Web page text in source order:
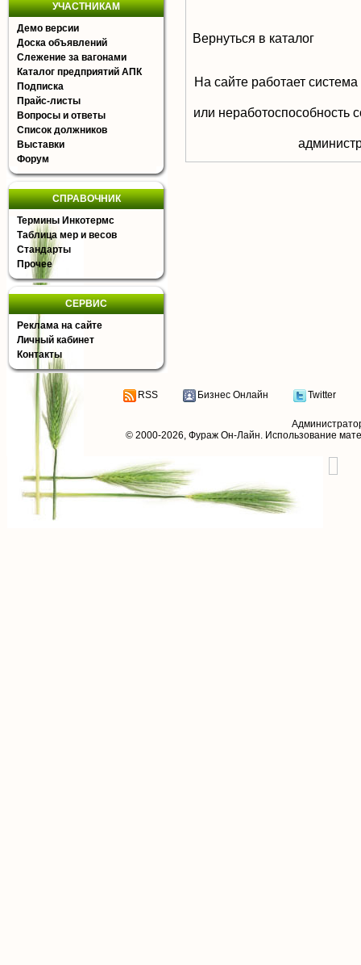
УЧАСТНИКАМ
Демо версии
Доска объявлений
Слежение за вагонами
Каталог предприятий АПК
Подписка
Прайс-листы
Вопросы и ответы
Список должников
Выставки
Форум
СПРАВОЧНИК
Термины Инкотермс
Таблица мер и весов
Стандарты
Прочее
СЕРВИС
Реклама на сайте
Личный кабинет
Контакты
Вернуться в каталог
На сайте работает
или неработоспособность
RSS Бизнес Онлайн Twitter
© 2000-2026, Фураж Он-Лайн. Использование